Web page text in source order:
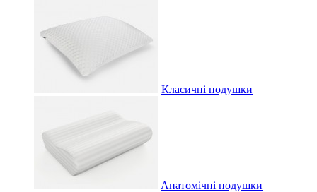
Класичні подушки
Aнатомічні подушки